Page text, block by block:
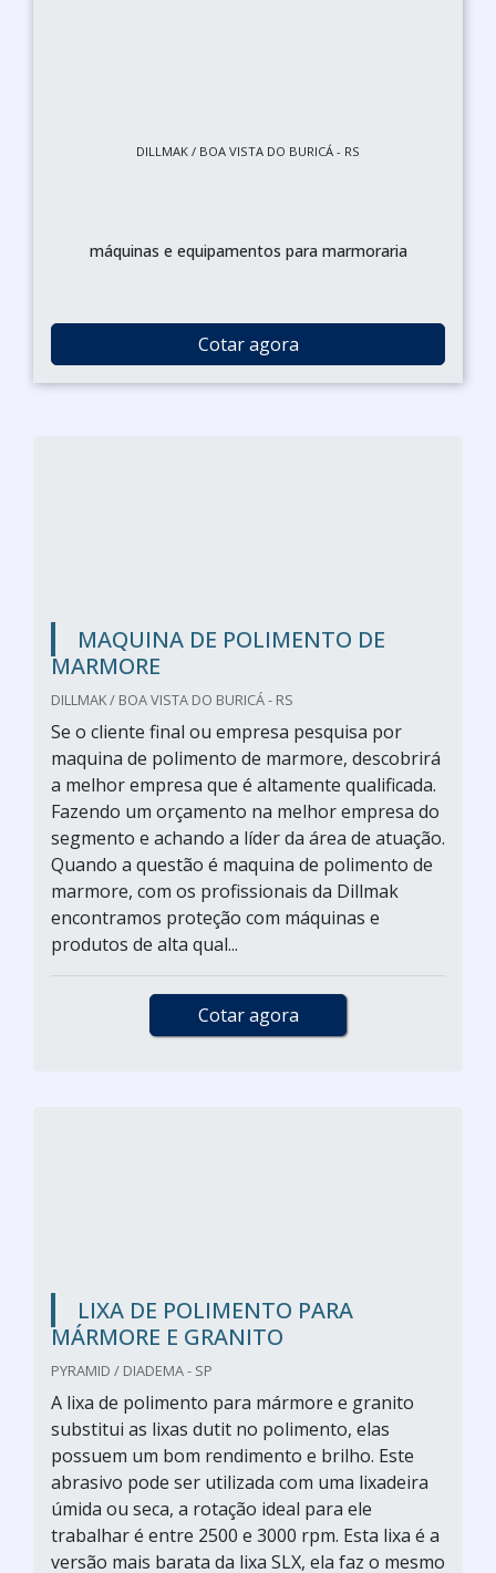
DILLMAK / BOA VISTA DO BURICÁ - RS
máquinas e equipamentos para marmoraria
Cotar agora
MAQUINA DE POLIMENTO DE
MARMORE
DILLMAK / BOA VISTA DO BURICÁ - RS
Se o cliente final ou empresa pesquisa por
maquina de polimento de marmore, descobrirá
a melhor empresa que é altamente qualificada.
Fazendo um orçamento na melhor empresa do
segmento e achando a líder da área de atuação.
Quando a questão é maquina de polimento de
marmore, com os profissionais da Dillmak
encontramos proteção com máquinas e
produtos de alta qual...
Cotar agora
LIXA DE POLIMENTO PARA
MÁRMORE E GRANITO
PYRAMID / DIADEMA - SP
A lixa de polimento para mármore e granito
substitui as lixas dutit no polimento, elas
possuem um bom rendimento e brilho. Este
abrasivo pode ser utilizada com uma lixadeira
úmida ou seca, a rotação ideal para ele
trabalhar é entre 2500 e 3000 rpm. Esta lixa é a
versão mais barata da lixa SLX, ela faz o mesmo